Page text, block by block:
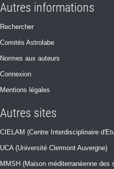
Autres informations
Rechercher
Comités Astrolabe
Normes aux auteurs
Connexion
Mentions légales
Autres sites
CIELAM (Centre Interdisciplinaire
UCA (Université Clermont Auvergne)
MMSH (Maison méditerranéenne